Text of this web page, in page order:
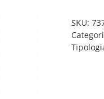
SKU: